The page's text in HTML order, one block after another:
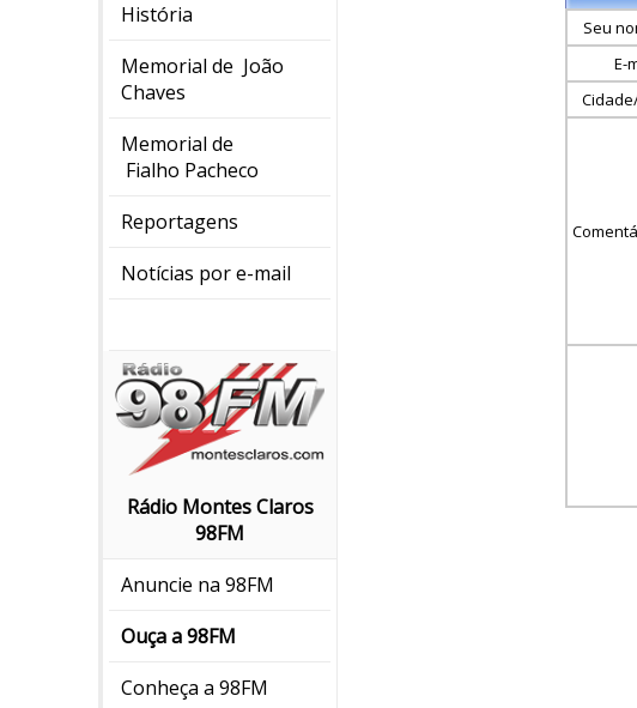
História
Memorial de João
Chaves
Memorial de
Fialho Pacheco
Reportagens
Notícias por e-mail
Rádio Montes Claros
98FM
Anuncie na 98FM
Ouça a 98FM
Conheça a 98FM
Seu
E-